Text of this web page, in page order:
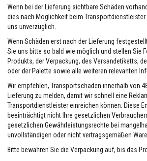
b
e
s
ä
n
d
g
K
l
e
b
t
o
f
Wenn bei der Lieferung sichtbare Schäden
dies nach Möglichkeit beim Transportdienstleister
uns unverzüglich.
Wenn Schäden erst nach der Lieferung
Sie uns bitte so bald wie möglich und stellen Sie
Produkts, der Verpackung, des Versandetiketts,
oder der Palette sowie alle weiteren relevanten
Wir empfehlen, Transportschäden innerhalb von
Lieferung zu melden, damit wir schnell eine
Transportdienstleister einreichen können. Diese
beeinträchtigt nicht Ihre gesetzlichen
gesetzlichen Gewährleistungsrechte bei
unvollständigen oder nicht vertragsgemäßen
Bitte bewahren Sie die Verpackung auf, bis das